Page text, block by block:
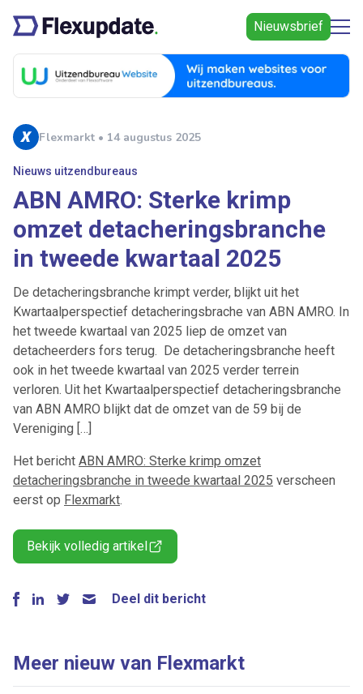
Nieuwsbrief
Flexmarkt • 14 augustus 2025
Nieuws uitzendbureaus
ABN AMRO: Sterke krimp
omzet detacheringsbranche
in tweede kwartaal 2025
De detacheringsbranche krimpt verder, blijkt uit het
Kwartaalperspectief detacheringsbrache van ABN AMRO. In
het tweede kwartaal van 2025 liep de omzet van
detacheerders fors terug. De detacheringsbranche heeft
ook in het tweede kwartaal van 2025 verder terrein
verloren. Uit het Kwartaalperspectief detacheringsbranche
van ABN AMRO blijkt dat de omzet van de 59 bij de
Vereniging […]
Het bericht ABN AMRO: Sterke krimp omzet
detacheringsbranche in tweede kwartaal 2025 verscheen
eerst op Flexmarkt.
Bekijk volledig artikel
Deel dit bericht
Meer nieuw van Flexmarkt